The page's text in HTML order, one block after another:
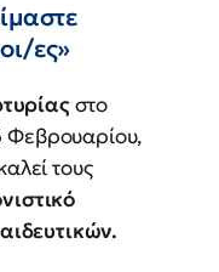
ες»
στο
Φεβρουαρίου,
τους